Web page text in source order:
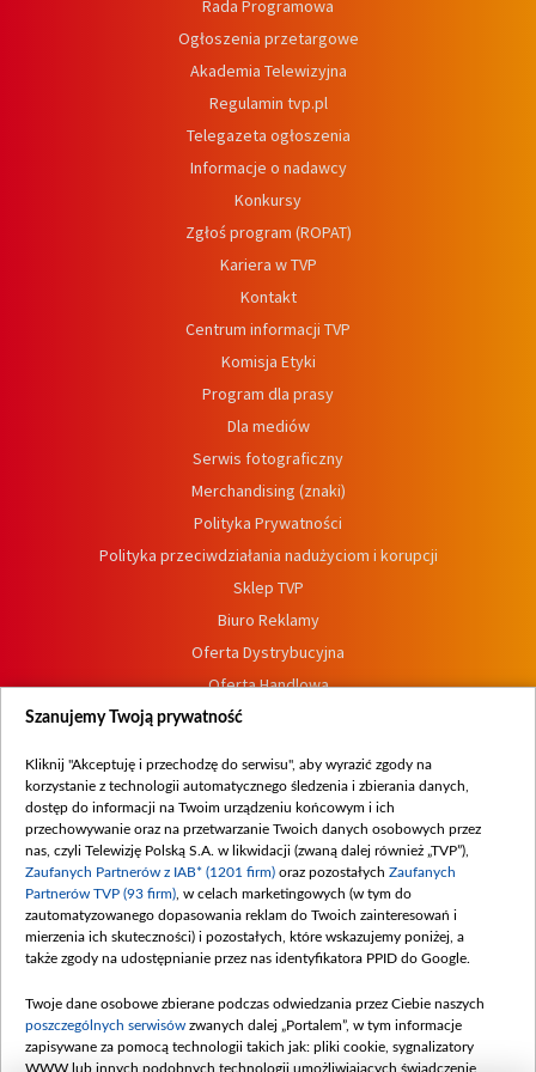
Rada Programowa
Ogłoszenia przetargowe
Akademia Telewizyjna
Regulamin tvp.pl
Telegazeta ogłoszenia
Informacje o nadawcy
Konkursy
Zgłoś program (ROPAT)
Kariera w TVP
Kontakt
Centrum informacji TVP
Komisja Etyki
Program dla prasy
Dla mediów
Serwis fotograficzny
Merchandising (znaki)
Polityka Prywatności
Polityka przeciwdziałania nadużyciom i korupcji
Sklep TVP
Biuro Reklamy
Oferta Dystrybucyjna
Oferta Handlowa
Dostępność
Procedura zgłoszeń wewnętrznych
Szanujemy Twoją prywatność
Kliknij "Akceptuję i przechodzę do serwisu", aby wyrazić zgody na
korzystanie z technologii automatycznego śledzenia i zbierania danych,
dostęp do informacji na Twoim urządzeniu końcowym i ich
przechowywanie oraz na przetwarzanie Twoich danych osobowych przez
nas, czyli Telewizję Polską S.A. w likwidacji (zwaną dalej również „TVP”),
Zaufanych Partnerów z IAB* (1201 firm) oraz pozostałych Zaufanych
Partnerów TVP (93 firm) , w celach marketingowych (w tym do
zautomatyzowanego dopasowania reklam do Twoich zainteresowań i
mierzenia ich skuteczności) i pozostałych, które wskazujemy poniżej, a
także zgody na udostępnianie przez nas identyfikatora PPID do Google.
Twoje dane osobowe zbierane podczas odwiedzania przez Ciebie naszych
poszczególnych serwisów zwanych dalej „Portalem”, w tym informacje
zapisywane za pomocą technologii takich jak: pliki cookie, sygnalizatory
WWW lub innych podobnych technologii umożliwiających świadczenie